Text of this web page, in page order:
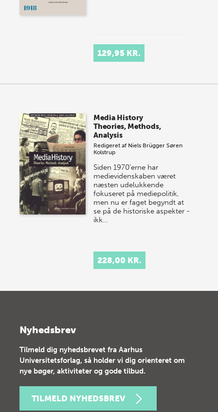
129,95 KR.
Media History
Theories, Methods,
Analysis
Redigeret af Niels Brügger Søren
Kolstrup
Siden 1970'erne har
medievidenskaben været
næsten udelukkende
fokuseret på mediepolitik,
men nu er faget begyndt at
se på de historiske aspekter -
ikk…
228,00 KR.
Nyhedsbrev
Tilmeld dig nyhedsbrevet fra Aarhus
Universitetsforlag, så holder vi dig orienteret om
nye bøger, aktiviteter og gode tilbud.
TILMELD NYHEDSBREV